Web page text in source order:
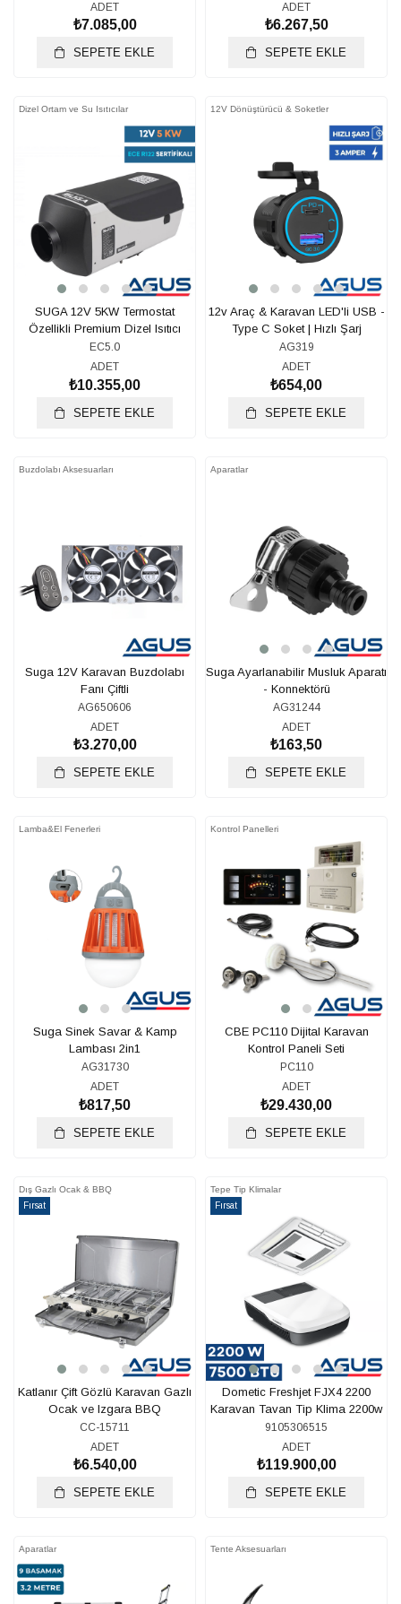
ADET
₺7.085,00
SEPETE EKLE
ADET
₺6.267,50
SEPETE EKLE
Dizel Ortam ve Su Isıtıcılar
SUGA 12V 5KW Termostat
Özellikli Premium Dizel Isıtıcı
EC5.0
ADET
₺10.355,00
SEPETE EKLE
12V Dönüştürücü & Soketler
12v Araç & Karavan LED'li USB -
Type C Soket | Hızlı Şarj
AG319
ADET
₺654,00
SEPETE EKLE
Buzdolabı Aksesuarları
Suga 12V Karavan Buzdolabı
Fanı Çiftli
AG650606
ADET
₺3.270,00
SEPETE EKLE
Aparatlar
Suga Ayarlanabilir Musluk Aparatı
- Konnektörü
AG31244
ADET
₺163,50
SEPETE EKLE
Lamba&El Fenerleri
Suga Sinek Savar & Kamp
Lambası 2in1
AG31730
ADET
₺817,50
SEPETE EKLE
Kontrol Panelleri
CBE PC110 Dijital Karavan
Kontrol Paneli Seti
PC110
ADET
₺29.430,00
SEPETE EKLE
Dış Gazlı Ocak & BBQ
Fırsat
Katlanır Çift Gözlü Karavan Gazlı
Ocak ve Izgara BBQ
CC-15711
ADET
₺6.540,00
SEPETE EKLE
Tepe Tip Klimalar
Fırsat
Dometic Freshjet FJX4 2200
Karavan Tavan Tip Klima 2200w
7500 BTU
9105306515
ADET
₺119.900,00
SEPETE EKLE
Aparatlar Tente Aksesuarları